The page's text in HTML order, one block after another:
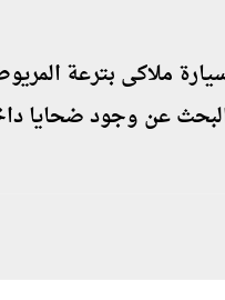
ملاكى بترعة
عن وجود ضحايا